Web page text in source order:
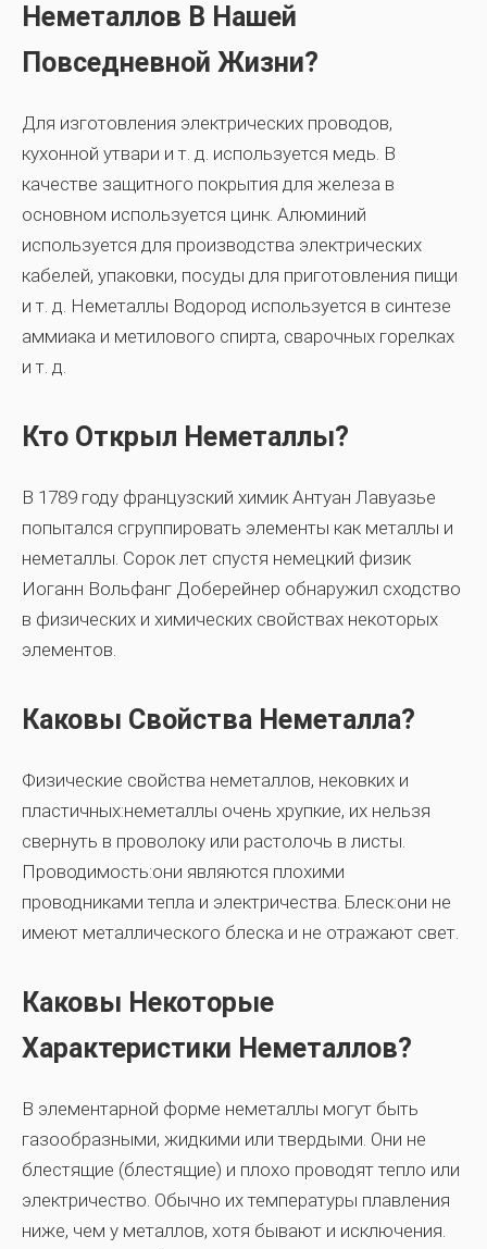
Неметаллов В Нашей
Повседневной Жизни?
Для изготовления электрических проводов,
кухонной утвари и т. д. используется медь. В
качестве защитного покрытия для железа в
основном используется цинк. Алюминий
используется для производства электрических
кабелей, упаковки, посуды для приготовления пищи
и т. д. Неметаллы Водород используется в синтезе
аммиака и метилового спирта, сварочных горелках
и т. д.
Кто Открыл Неметаллы?
В 1789 году французский химик Антуан Лавуазье
попытался сгруппировать элементы как металлы и
неметаллы. Сорок лет спустя немецкий физик
Иоганн Вольфанг Доберейнер обнаружил сходство
в физических и химических свойствах некоторых
элементов.
Каковы Свойства Неметалла?
Физические свойства неметаллов, нековких и
пластичных:неметаллы очень хрупкие, их нельзя
свернуть в проволоку или растолочь в листы.
Проводимость:они являются плохими
проводниками тепла и электричества. Блеск:они не
имеют металлического блеска и не отражают свет.
Каковы Некоторые
Характеристики Неметаллов?
В элементарной форме неметаллы могут быть
газообразными, жидкими или твердыми. Они не
блестящие (блестящие) и плохо проводят тепло или
электричество. Обычно их температуры плавления
ниже, чем у металлов, хотя бывают и исключения.